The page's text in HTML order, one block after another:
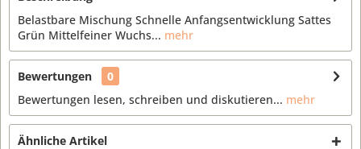
Belastbare Mischung Schnelle Anfangsentwicklung Sattes
Grün Mittelfeiner Wuchs... mehr
Bewertungen
0
Bewertungen lesen, schreiben und diskutieren... mehr
Ähnliche Artikel